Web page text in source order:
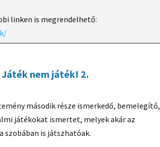
linken is megrendelhető:
Játék nem játék! 2.
második része ismerkedő, bemelegítő,
játékokat ismertet, melyek akár az
szobában is játszhatóak.